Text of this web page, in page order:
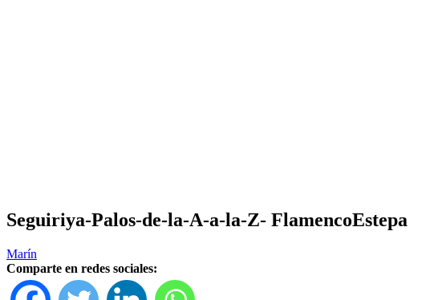
Seguiriya-Palos-de-la-A-a-la-Z- FlamencoEstepa
Marín
Comparte en redes sociales: